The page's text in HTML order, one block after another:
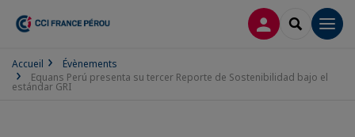
CONNEXION
Accueil
Évènements
Equans Perú presenta su tercer Reporte de Sostenibilidad bajo el
estándar GRI